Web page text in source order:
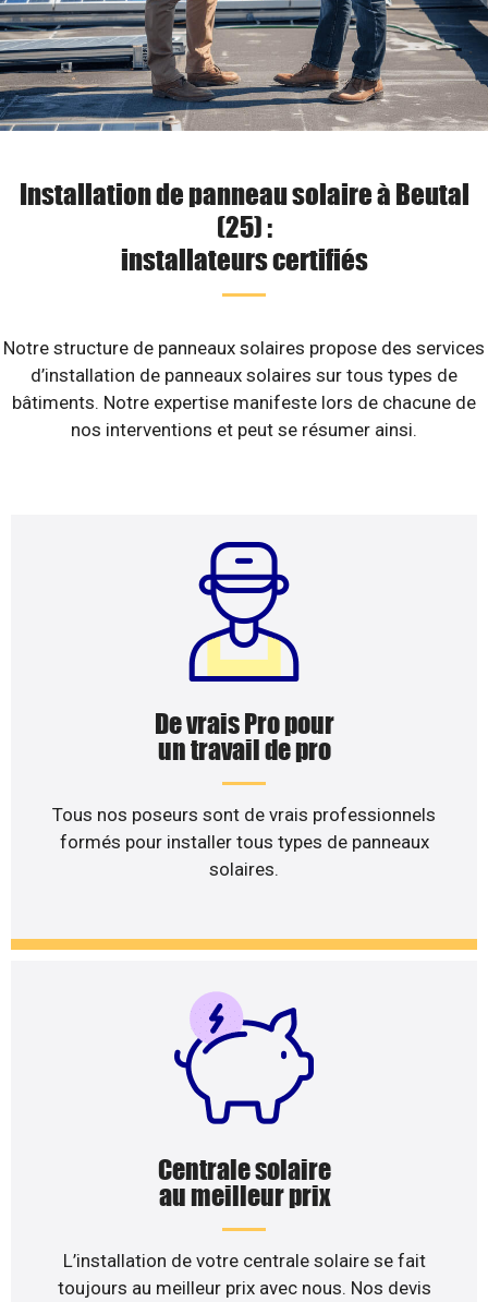
Installation de panneau solaire à Beutal
(25) :
installateurs certifiés
Notre structure de panneaux solaires propose des services
d’installation de panneaux solaires sur tous types de
bâtiments. Notre expertise manifeste lors de chacune de
nos interventions et peut se résumer ainsi.
De vrais Pro pour
un travail de pro
Tous nos poseurs sont de vrais professionnels
formés pour installer tous types de panneaux
solaires.
Centrale solaire
au meilleur prix
L’installation de votre centrale solaire se fait
toujours au meilleur prix avec nous. Nos devis